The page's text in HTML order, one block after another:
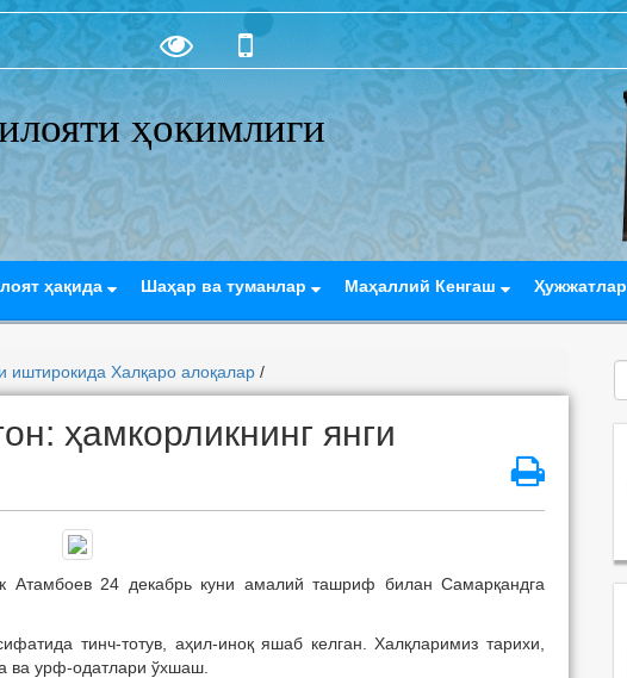
ҳокимлиги
ҳақида Шаҳар ва туманлар Маҳаллий Кенгаш Ҳужжатлар
иштирокида Халқаро алоқалар /
ҳамкорликнинг янги
Атамбоев 24 декабрь куни амалий ташриф билан Самарқандга
тинч-тотув, аҳил-иноқ яшаб келган. Халқларимиз тарихи,
ва урф-одатлари ўхшаш.